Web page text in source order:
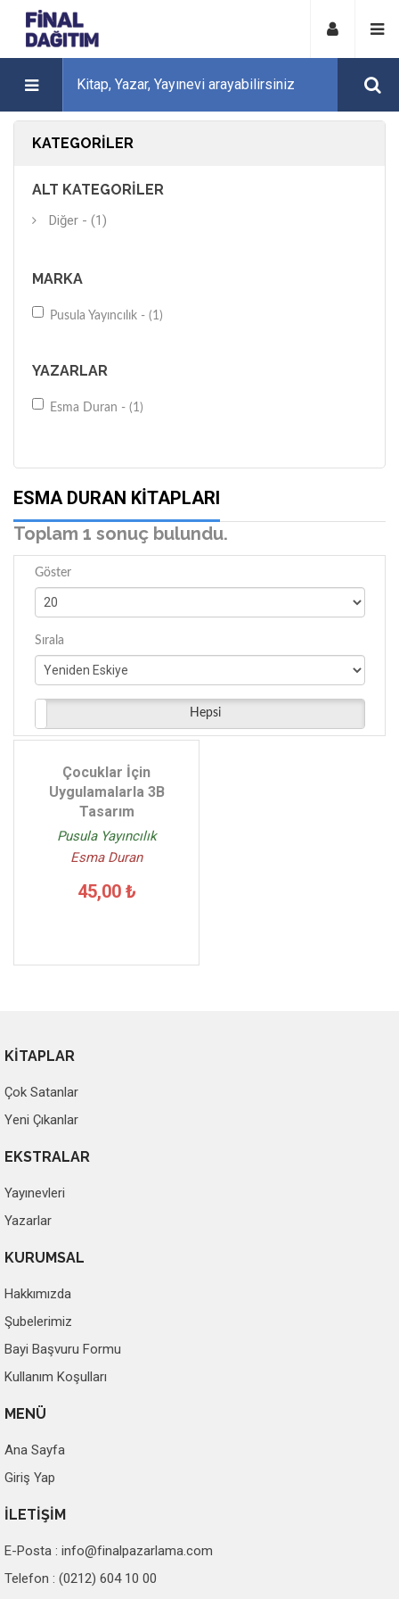
KATEGORILER
ALT KATEGORILER
Diğer - (1)
MARKA
Pusula Yayıncılık - (1)
YAZARLAR
Esma Duran - (1)
ESMA DURAN KITAPLARI
Toplam 1 sonuç bulundu.
Göster
Sırala
Hepsi
Çocuklar İçin
Uygulamalarla 3B
Tasarım
Pusula Yayıncılık
Esma Duran
45,00 ₺
KİTAPLAR
Çok Satanlar
Yeni Çıkanlar
EKSTRALAR
Yayınevleri
Yazarlar
KURUMSAL
Hakkımızda
Şubelerimiz
Bayi Başvuru Formu
Kullanım Koşulları
MENÜ
Ana Sayfa
Giriş Yap
İLETİŞİM
E-Posta : info@finalpazarlama.com
Telefon : (0212) 604 10 00